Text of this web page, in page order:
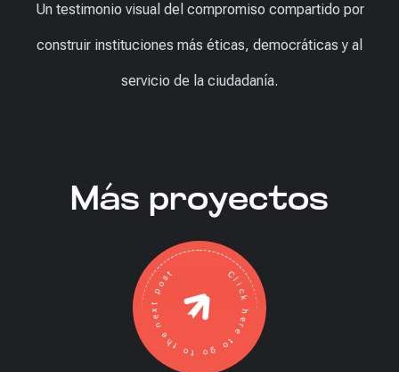
Un testimonio visual del compromiso compartido por
construir instituciones más éticas, democráticas y al
servicio de la ciudadanía.
Más proyectos
Click here to go to the next post